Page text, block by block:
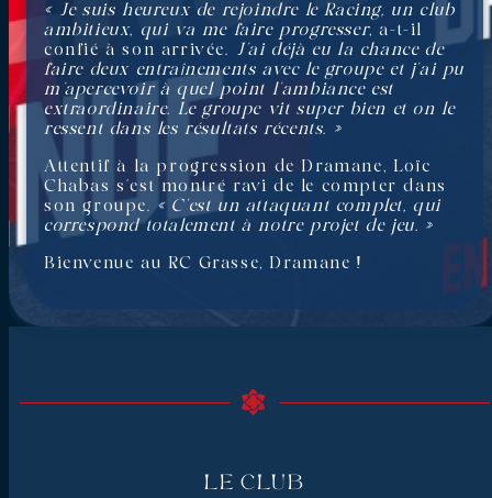
« Je suis heureux de rejoindre le Racing, un club
ambitieux, qui va me faire progresser, a-t-il
confié à son arrivée. J’ai déjà eu la chance de
faire deux entraînements avec le groupe et j’ai pu
m’apercevoir à quel point l’ambiance est
extraordinaire. Le groupe vit super bien et on le
ressent dans les résultats récents. »
Attentif à la progression de Dramane, Loïc
Chabas s’est montré ravi de le compter dans
son groupe.« C’est un attaquant complet, qui
correspond totalement à notre projet de jeu. »
Bienvenue au RC Grasse, Dramane !
Le Club